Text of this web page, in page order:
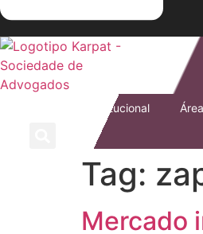
Institucional
Tag:
Mercado